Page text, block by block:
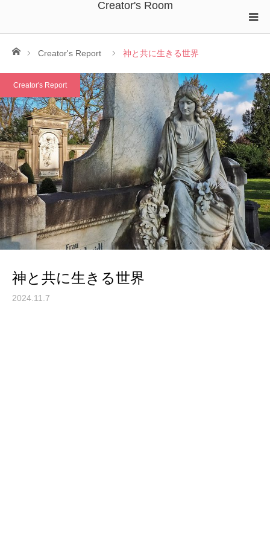
Creator's Room
ホームCreator's Report 神と共に生きる世界
Creator's Report
神と共に生きる世界
2024.11.7